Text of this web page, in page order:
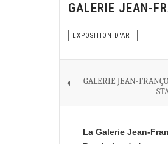
GALERIE JEAN-
EXPOSITION D'ART
GALERIE JEAN-
La Galerie Jean-